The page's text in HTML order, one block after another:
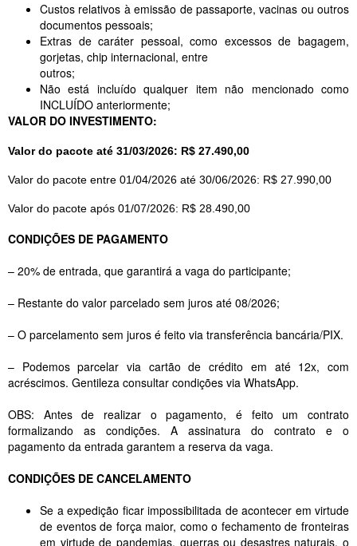
Custos relativos à emissão de passaporte, vacinas ou outros
documentos pessoais;
Extras de caráter pessoal, como excessos de bagagem,
gorjetas, chip internacional, entre
outros;
Não está incluído qualquer item não mencionado como
INCLUÍDO anteriormente;
VALOR DO INVESTIMENTO:
Valor do pacote até 31/03/2026: R$ 27.490,00
Valor do pacote entre 01/04/2026 até 30/06/2026: R$ 27.990,00
Valor do pacote após 01/07/2026: R$ 28.490,00
CONDIÇÕES DE PAGAMENTO
– 20% de entrada, que garantirá a vaga do participante;
– Restante do valor parcelado sem juros até 08/2026;
– O parcelamento sem juros é feito via transferência bancária/PIX.
– Podemos parcelar via cartão de crédito em até 12x, com
acréscimos. Gentileza consultar condições via WhatsApp.
OBS: Antes de realizar o pagamento, é feito um contrato
formalizando as condições. A assinatura do contrato e o
pagamento da entrada garantem a reserva da vaga.
CONDIÇÕES DE CANCELAMENTO
Se a expedição ficar impossibilitada de acontecer em virtude
de eventos de força maior, como o fechamento de fronteiras
em virtude de pandemias, guerras ou desastres naturais, o